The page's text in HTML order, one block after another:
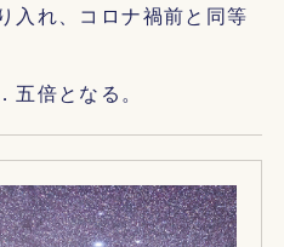
入れ、コロナ禍前と同等
倍となる。